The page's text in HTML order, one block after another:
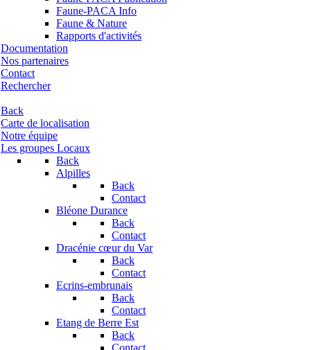
Faune-PACA Info
Faune & Nature
Rapports d'activités
Documentation
Nos partenaires
Contact
Rechercher
Back
Carte de localisation
Notre équipe
Les groupes Locaux
Back
Alpilles
Back
Contact
Bléone Durance
Back
Contact
Dracénie cœur du Var
Back
Contact
Ecrins-embrunais
Back
Contact
Etang de Berre Est
Back
Contact